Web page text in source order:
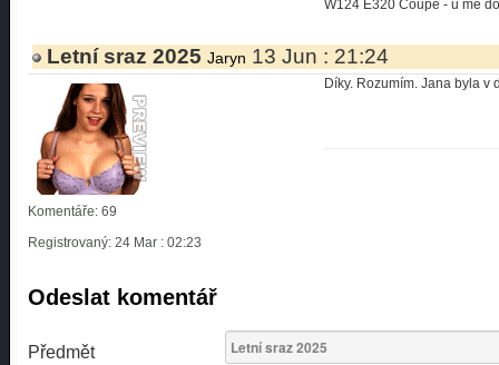
W124 E320 Coupé - u mě
Letní sraz 2025 Jaryn 13 Jun : 21:24
Komentáře: 69
Registrovaný: 24 Mar : 02:23
Díky. Rozumím. Jana byla v
Odeslat komentář
Předmět